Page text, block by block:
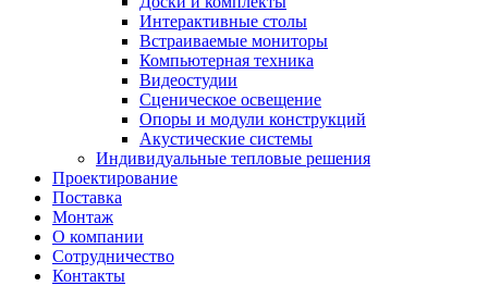
Интерактивные столы
Встраиваемые мониторы
Компьютерная техника
Видеостудии
Cценическое освещение
Опоры и модули конструкций
Акустические системы
Индивидуальные тепловые решения
Проектирование
Поставка
Монтаж
О компании
Сотрудничество
Контакты